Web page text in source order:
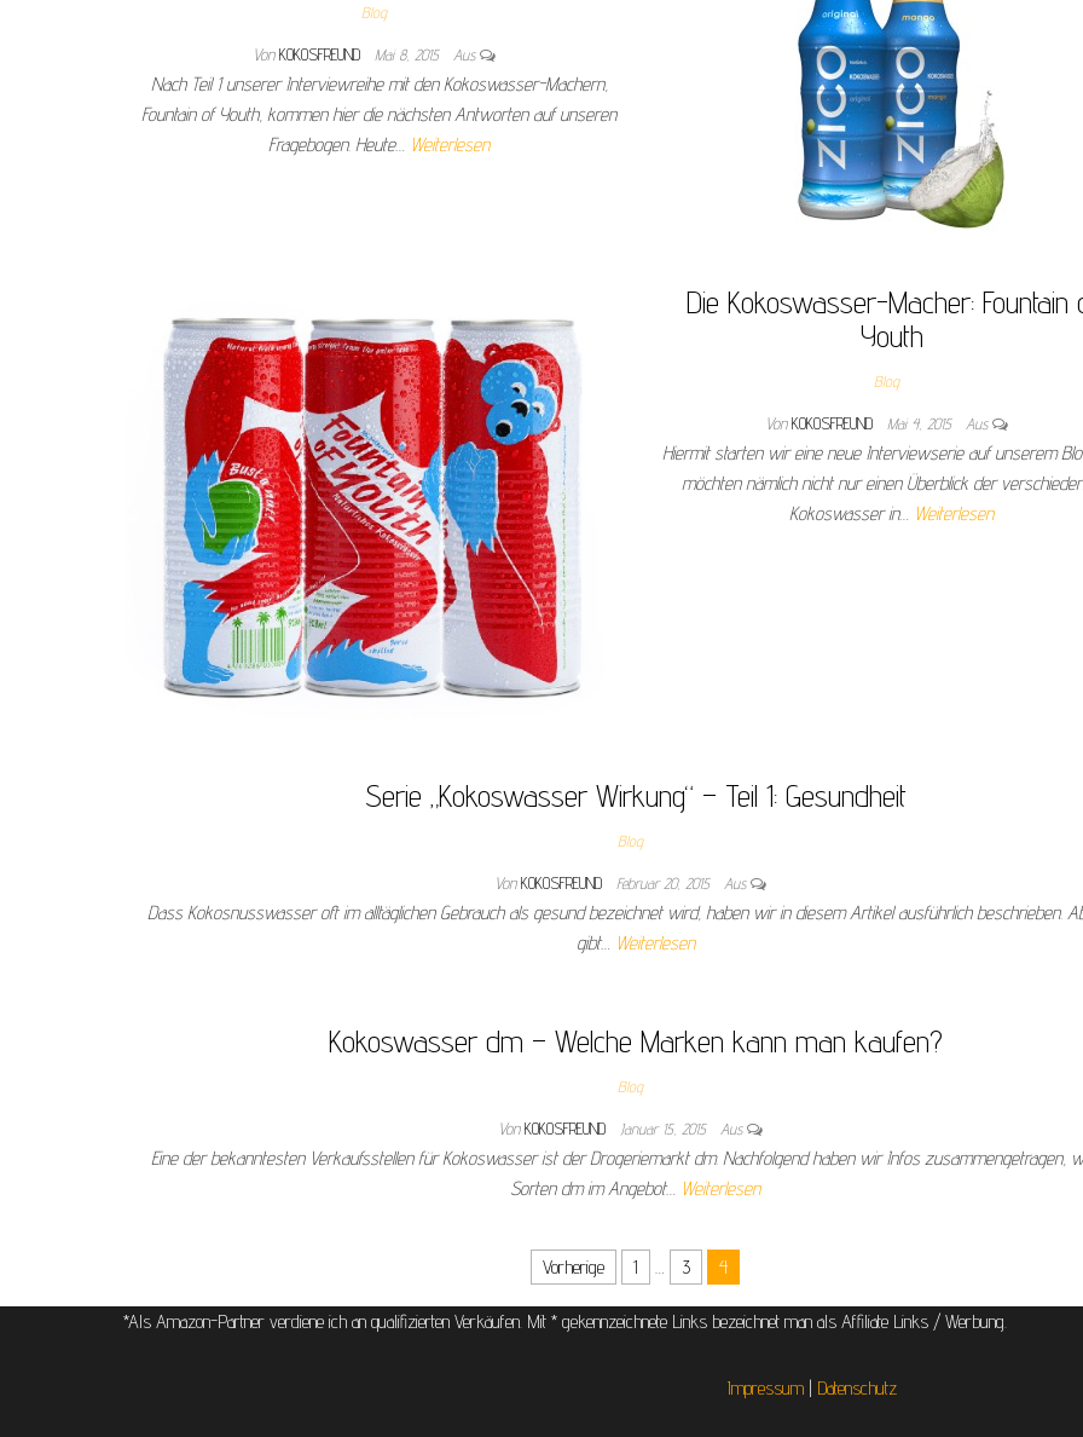
Blog
Von KOKOSFREUND Mai 8, 2015 Aus
Nach Teil 1 unserer Interviewreihe mit den Kokoswasser-Machern,
Fountain of Youth, kommen hier die nächsten Antworten auf unseren
Fragebogen. Heute… Weiterlesen
Die Kokoswasser-Macher: Fountain
Youth
Blog
Von KOKOSFREUND Mai 4, 2015 Aus
Hiermit starten wir eine neue Interviewserie auf unserem
möchten nämlich nicht nur einen Überblick der
Kokoswasser in… Weiterlesen
Serie „Kokoswasser Wirkung“ – Teil 1: Gesundheit
Blog
Von KOKOSFREUND Februar 20, 2015 Aus
Dass Kokosnusswasser oft im alltäglichen Gebrauch als gesund bezeichnet wird, haben wir in diesem Artikel ausführlich beschrieben.
gibt… Weiterlesen
Kokoswasser dm – Welche Marken kann man kaufen?
Blog
Von KOKOSFREUND Januar 15, 2015 Aus
Eine der bekanntesten Verkaufsstellen für Kokoswasser ist der Drogeriemarkt dm. Nachfolgend haben wir Infos zusammengetragen,
Sorten dm im Angebot… Weiterlesen
Seitennummerierung der BeiträgeVorherige 1 … 3 4
*Als Amazon-Partner verdiene ich an qualifizierten Verkäufen. Mit * gekennzeichnete Links bezeichnet man als Affiliate Links / Werbung.
Impressum | Datenschutz